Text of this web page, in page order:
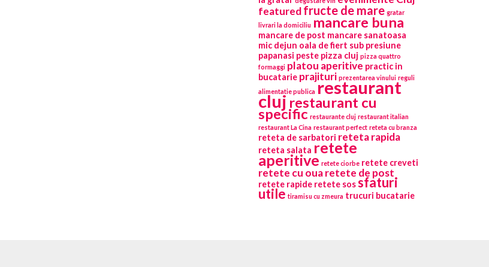
featuredfructe de mare gratar
livrari la domiciliu mancare buna
mancare de post mancare sanatoasa
mic dejun oala de fiert sub presiune
papanasi peste pizza cluj pizza quattro
formaggi platou aperitive practic in
bucatarie prajituri prezentarea vinului reguli
alimentatie publica restaurant
clujrestaurant cu
specific restaurante cluj restaurant italian
restaurant La Cina restaurant perfect reteta cu branza
reteta de sarbatori reteta rapida
reteta salata retete
aperitive retete ciorbe retete creveti
retete cu ouaretete de post
retete rapide retete sossfaturi
utile tiramisu cu zmeura trucuri bucatarie